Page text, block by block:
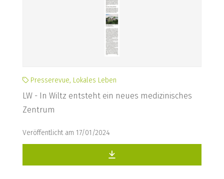
Presserevue, Lokales Leben
LW - In Wiltz entsteht ein neues medizinisches
Zentrum
Veröffentlicht am 17/01/2024